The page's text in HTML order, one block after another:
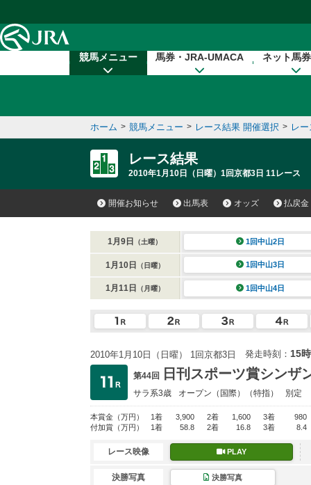
競馬メニュー 馬券・JRA-UMACA ネット馬
ホーム > 競馬メニュー > レース結果 開催選択 > レ
レース結果
2010年1月10日（日曜）1回京都3日 11レース
開催お知らせ 出馬表 オッズ 払戻金
1月9日 （土曜） 1回中山2日
1月10日 （日曜） 1回中山3日
1月11日 （月曜） 1回中山4日
2010年1月10日（日曜） 1回京都3日 発走時刻： 15
第44回 日刊スポーツ賞シンザ
サラ系3歳 オープン （国際）（特指） 別定
本賞金 （万円） 1着 3,900 2着 1,600 3着
980
付加賞 （万円） 1着 58.8 2着 16.8 3着 8.4
レース映像 PLAY
決勝写真 決勝写真